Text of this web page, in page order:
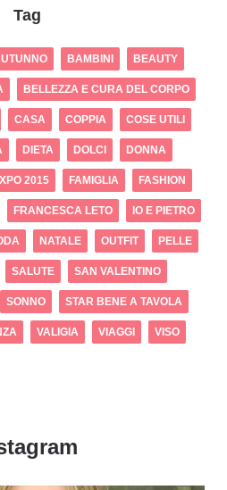
Tag
BAMBINI BEAUTY
BELLEZZA E CURA DEL CORPO
CASA COPPIA COSE UTILI
DIETA DOLCI DONNA
2015 FAMIGLIA FASHION
FRANCESCA LETO IO E PIETRO
NATALE OUTFIT PELLE
SALUTE SAN VALENTINO
SONNO STAR BENE A TAVOLA
VALIGIA VIAGGI VISO